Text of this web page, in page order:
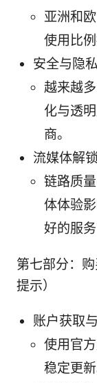
亚洲和
使用比例
安全与隐
越来越
化与透
商。
流媒体解
链路质
体体验
好的服务
第七部分：
提示）
账户获取
使用官
稳定更新